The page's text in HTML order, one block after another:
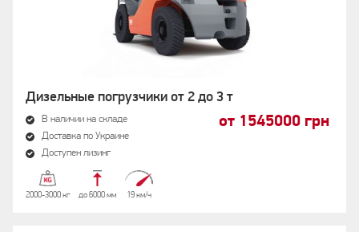
Дизельные погрузчики от 2 до 3 т
В наличии на складе
Доставка по Украине
Доступен лизинг
от 1545000 грн
2000-3000 кг до 6000 мм 19 км/ч